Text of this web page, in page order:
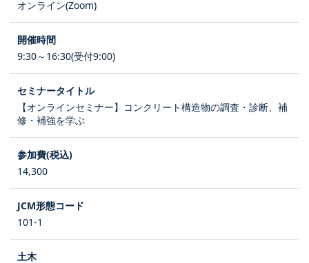
オンライン(Zoom)
9:30～16:30(受付9:00)
【オンラインセミナー】コンクリート構造物の調査・診断、補
修・補強を学ぶ
14,300
101-1